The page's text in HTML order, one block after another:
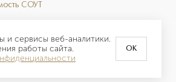
сервисы веб-аналитики.
работы сайта.
OK
СОУТ